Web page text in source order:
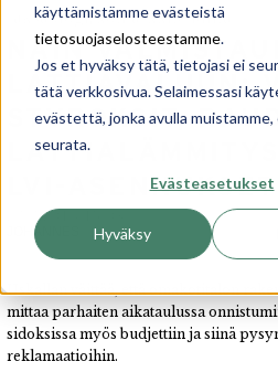
käyttämistämme evästeistä
tietosuojaselosteestamme.
Jos et hyväksy tätä, tietojasi ei
tätä verkkosivua. Selaimessasi
evästettä, jonka avulla muistamme,
seurata.
Evästeasetukset
Hyväksy
raksablogi,koti arkkitehdiltä
NÄIN
LATTIAVALUUN:
STYROKSIT,
LVI-ASENNUKSET
27.7.2018 15:03
JOHANNES
Uskallan väittää, että omakotitalon
mittaa parhaiten aikataulussa
sidoksissa myös budjettiin ja siinä
reklamaatioihin.